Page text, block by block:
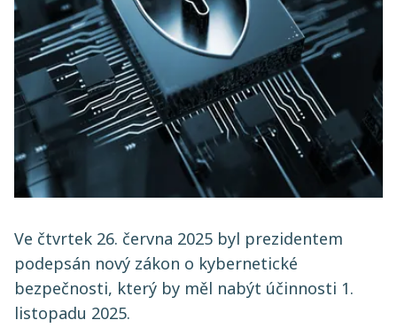
Ve čtvrtek 26. června 2025 byl prezidentem
podepsán nový zákon o kybernetické
bezpečnosti, který by měl nabýt účinnosti 1.
listopadu 2025.